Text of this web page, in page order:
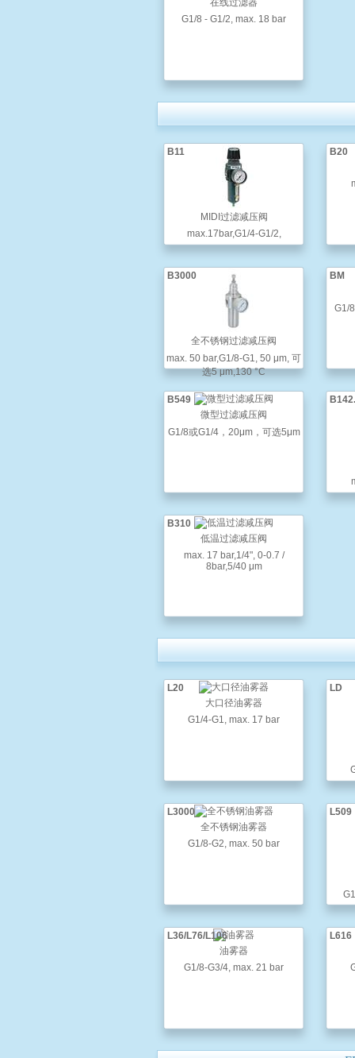
在线过滤器
G1/8 - G1/2, max. 18 bar
B11
MIDI过滤减压阀
max.17bar,G1/4-G1/2,
B20
B3000
全不锈钢过滤减压阀
max. 50 bar,G1/8-G1, 50 μm, 可
选5 μm,130 °C
BM
G1/
B549
微型过滤减压阀
G1/8或G1/4，20μm，可选5μm
B310
低温过滤减压阀
max. 17 bar,1/4", 0-0.7 /
8bar,5/40 μm
L20
大口径油雾器
G1/4-G1, max. 17 bar
LD
L3000
全不锈钢油雾器
G1/8-G2, max. 50 bar
L509
L36/L76/L106
油雾器
G1/8-G3/4, max. 21 bar
L616